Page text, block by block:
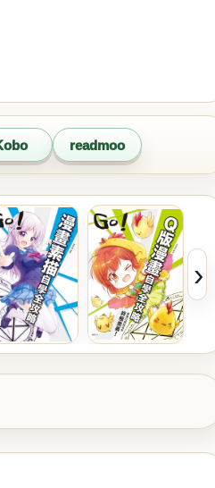
readmoo
›